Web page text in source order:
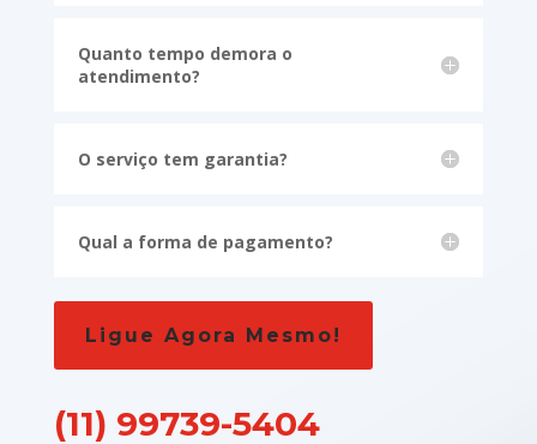
Quanto tempo demora o
atendimento?
O serviço tem garantia?
Qual a forma de pagamento?
Ligue Agora Mesmo!
(11) 99739-5404